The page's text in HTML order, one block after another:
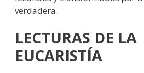
verdadera.
LECTURAS DE LA
EUCARISTÍA